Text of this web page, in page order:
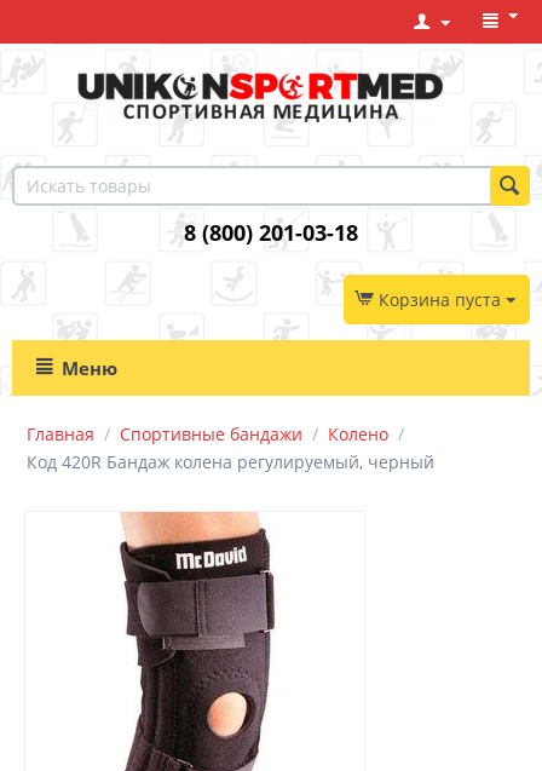
8 (800) 201-03-18
Корзина пуста
Меню
Главная / Спортивные бандажи / Колено /
Код 420R Бандаж колена регулируемый, черный